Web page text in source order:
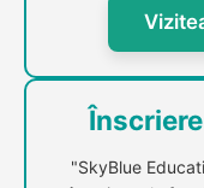
"SkyBlue